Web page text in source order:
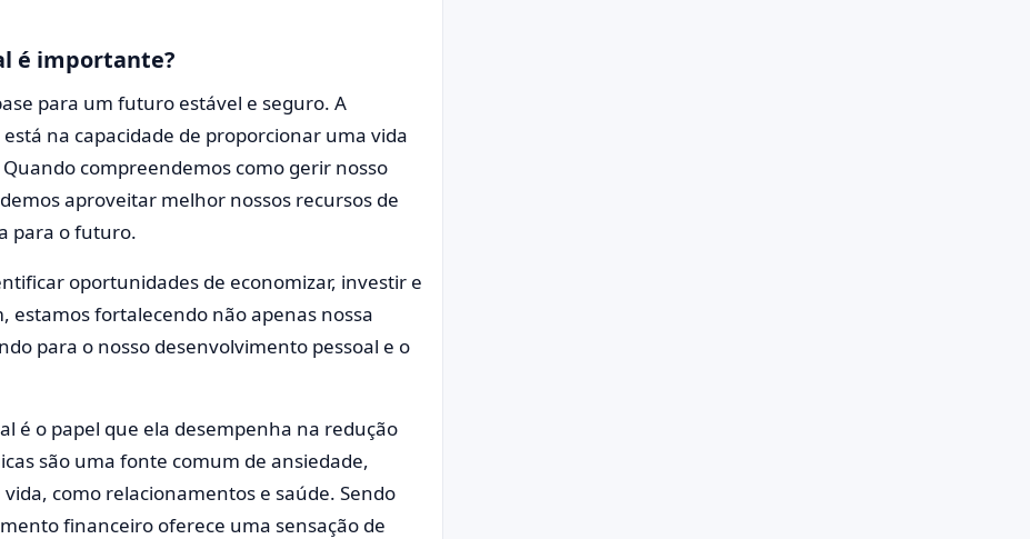
é importante?
para um futuro estável e seguro. A
na capacidade de proporcionar uma vida
compreendemos como gerir nosso
aproveitar melhor nossos recursos de
para o futuro.
oportunidades de economizar, investir e
estamos fortalecendo não apenas nossa
para o nosso desenvolvimento pessoal e o
é o papel que ela desempenha na redução
são uma fonte comum de ansiedade,
como relacionamentos e saúde. Sendo
financeiro oferece uma sensação de